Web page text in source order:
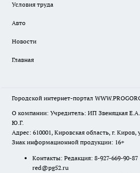
Условия труда
Авто
Новости
Главная
Городской интернет-портал
О компании: Учредитель: ИП Звеняцкая Е.А.
Ю.Г.
Адрес: 610001, Кировская область, г.
Знак информационной продукции: 16+
Контакты: Редакция: 8-927-669-90-
red@pg52.ru